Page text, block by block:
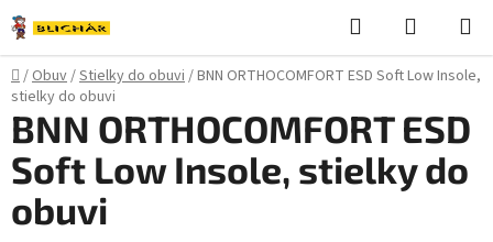
Prejsť
na
obsah
Hľadať
KOŠÍK
Domov
/Obuv/Stielky do obuvi/BNN ORTHOCOMFORT ESD Soft Low Insole,
stielky do obuvi
BNN ORTHOCOMFORT ESD
Soft Low Insole, stielky do
obuvi